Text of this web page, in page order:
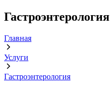
Гастроэнтерология
Главная
Услуги
Гастроэнтерология